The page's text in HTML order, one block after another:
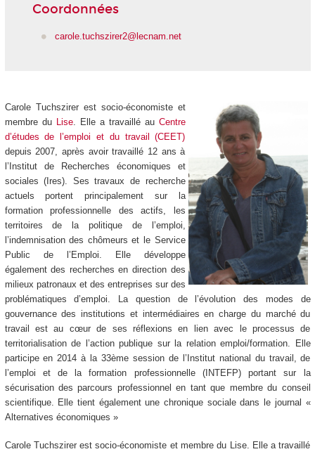
Coordonnées
carole.tuchszirer2@lecnam.net
Carole Tuchszirer est socio-économiste et
membre duLise. Elle a travaillé au Centre
d’études de l’emploi et du travail (CEET)
depuis 2007, après avoir travaillé 12 ans à
l’Institut de Recherches économiques et
sociales (Ires). Ses travaux de recherche
actuels portent principalement sur la
formation professionnelle des actifs, les
territoires de la politique de l’emploi,
l’indemnisation des chômeurs et le Service
Public de l’Emploi. Elle développe
également des recherches en direction des
milieux patronaux et des entreprises sur des
problématiques d’emploi. La question de l’évolution des modes de
gouvernance des institutions et intermédiaires en charge du marché du
travail est au cœur de ses réflexions en lien avec le processus de
territorialisation de l’action publique sur la relation emploi/formation. Elle
participe en 2014 à la 33ème session de l’Institut national du travail, de
l’emploi et de la formation professionnelle (INTEFP) portant sur la
sécurisation des parcours professionnel en tant que membre du conseil
scientifique. Elle tient également une chronique sociale dans le journal «
Alternatives économiques »
Carole Tuchszirer est socio-économiste et membre du Lise. Elle a travaillé